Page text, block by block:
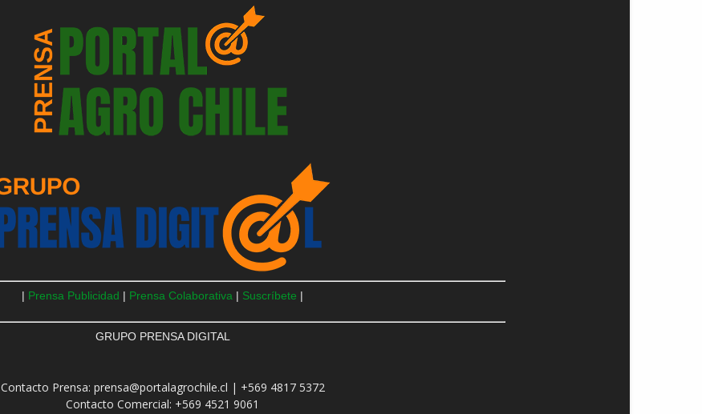
| Prensa Publicidad | Prensa Colaborativa | Suscríbete |
GRUPO PRENSA DIGITAL
Contacto Prensa: prensa@portalagrochile.cl | +569 4817 5372
Contacto Comercial: +569 4521 9061